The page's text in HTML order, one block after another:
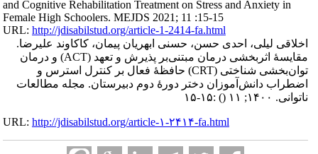
and Cognitive Rehabilitation Treatment on Stress and Anxiety in
Female High Schoolers. MEJDS 2021; 11 :15-15
URL:http://jdisabilstud.org/article-1-2414-fa.html
اخلاقی لیلی، احدی حسن، حسنی ابهریان پیمان، کاکاوند علیرضا.
مقایسهٔ اثربخشی درمان مبتنی‌بر پذیرش و تعهد (ACT) و درمان
توان‌بخشی شناختی (CRT) حافظهٔ فعال بر کنترل استرس و
اضطراب دانش‌آموزان دختر دورهٔ دوم دبیرستان. مجله مطالعات
ناتوانی. ۱۴۰۰; ۱۱
() :۱۵-۱۵
URL:http://jdisabilstud.org/article-۱-۲۴۱۴-fa.html